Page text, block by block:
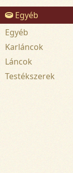
Egyéb
Egyéb
Karláncok
Láncok
Testékszerek